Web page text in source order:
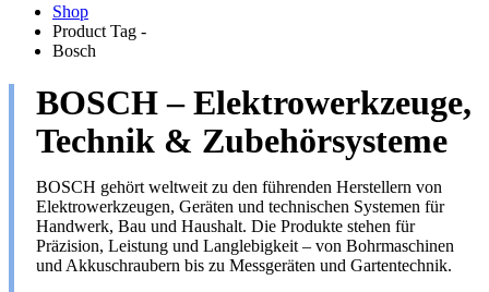
Shop
Product Tag -
Bosch
BOSCH – Elektrowerkzeuge,
Technik & Zubehörsysteme
BOSCH gehört weltweit zu den führenden Herstellern von
Elektrowerkzeugen, Geräten und technischen Systemen für
Handwerk, Bau und Haushalt. Die Produkte stehen für
Präzision, Leistung und Langlebigkeit – von Bohrmaschinen
und Akkuschraubern bis zu Messgeräten und Gartentechnik.